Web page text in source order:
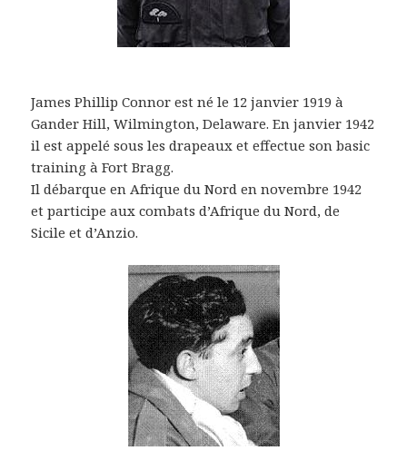
James Phillip Connor est né le 12 janvier 1919 à
Gander Hill, Wilmington, Delaware. En janvier 1942
il est appelé sous les drapeaux et effectue son basic
training à Fort Bragg.
Il débarque en Afrique du Nord en novembre 1942
et participe aux combats d’Afrique du Nord, de
Sicile et d’Anzio.